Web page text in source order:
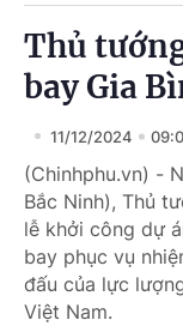
Thủ
bay Gia
11/12/2024
(Chinhphu.vn) -
Bắc Ninh), Thủ
lễ khởi công dự
bay phục vụ
đấu của lực
Việt Nam.